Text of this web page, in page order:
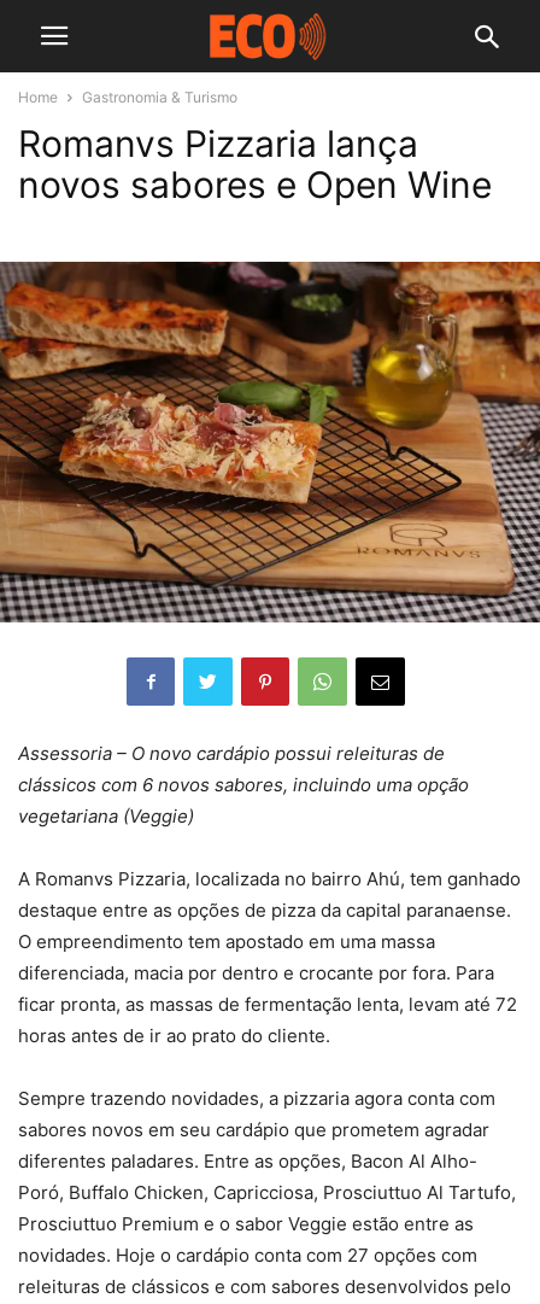
Home Gastronomia & Turismo
Romanvs Pizzaria lança
novos sabores e Open Wine
Assessoria – O novo cardápio possui releituras de
clássicos com 6 novos sabores, incluindo uma opção
vegetariana (Veggie)
A Romanvs Pizzaria, localizada no bairro Ahú, tem ganhado
destaque entre as opções de pizza da capital paranaense.
O empreendimento tem apostado em uma massa
diferenciada, macia por dentro e crocante por fora. Para
ficar pronta, as massas de fermentação lenta, levam até 72
horas antes de ir ao prato do cliente.
Sempre trazendo novidades, a pizzaria agora conta com
sabores novos em seu cardápio que prometem agradar
diferentes paladares. Entre as opções, Bacon Al Alho-
Poró, Buffalo Chicken, Capricciosa, Prosciuttuo Al Tartufo,
Prosciuttuo Premium e o sabor Veggie estão entre as
novidades. Hoje o cardápio conta com 27 opções com
releituras de clássicos e com sabores desenvolvidos pelo